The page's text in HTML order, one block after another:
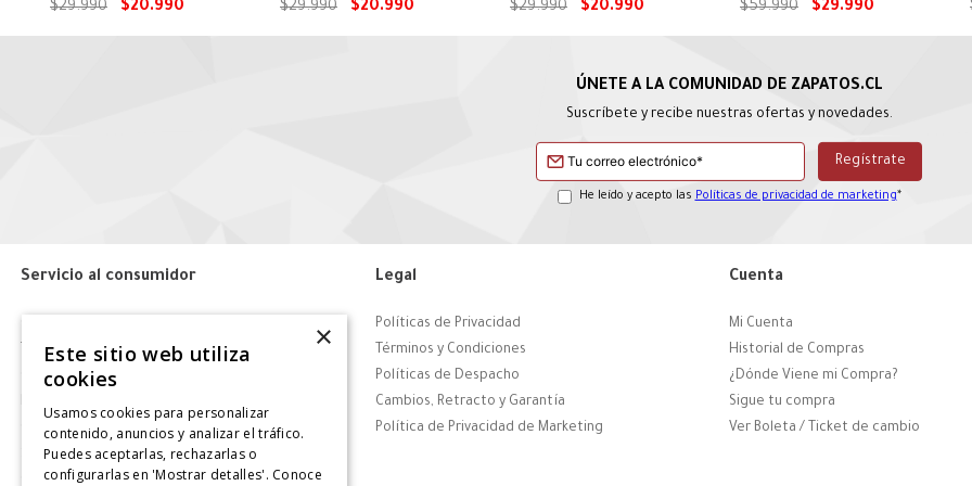
CAT
$29.990 $20.990
Blanco CAT
$29.990 $20.990
Work Azul CAT
$29.990 $20.990
$59.990 $29.990
Suscríbete y recibe nuestras ofertas y novedades.
He leído y acepto las Políticas de privacidad de marketing*
Servicio al consumidor
Tiendas
Contáctanos
Giftcard
Solicitar Factura
CyberDay
Legal
Políticas de Privacidad
Términos y Condiciones
Políticas de Despacho
Cambios, Retracto y Garantía
Política de Privacidad de Marketing
Cuenta
Mi Cuenta
Historial de Compras
¿Dónde Viene mi Compra?
Sigue tu compra
Ver Boleta / Ticket de cambio
×
Este sitio web utiliza
cookies
Usamos cookies para personalizar
contenido, anuncios y analizar el tráfico.
Puedes aceptarlas, rechazarlas o
configurarlas en 'Mostrar detalles'. Conoce